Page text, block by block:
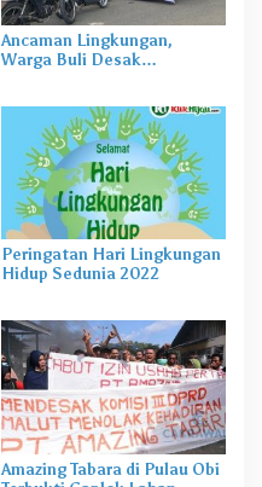
Ancaman Lingkungan,
Warga Buli Desak
Peringatan Hari Lingkungan
Hidup Sedunia 2022
Amazing Tabara di Pulau Obi